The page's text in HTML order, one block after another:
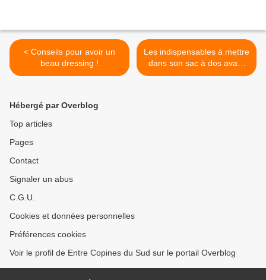
< Conseils pour avoir un
beau dressing !
Les indispensables à mettre
dans son sac à dos avant
une randonnée >
Hébergé par Overblog
Top articles
Pages
Contact
Signaler un abus
C.G.U.
Cookies et données personnelles
Préférences cookies
Voir le profil de Entre Copines du Sud sur le portail Overblog